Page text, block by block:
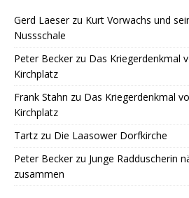
Gerd Laeserzu Kurt Vorwachs und
Nussschale
Peter Beckerzu Das Kriegerdenkmal
Kirchplatz
Frank Stahn zu Das Kriegerdenkmal
Kirchplatz
Tartz zu Die Laasower Dorfkirche
Peter Beckerzu Junge Radduscherin
zusammen